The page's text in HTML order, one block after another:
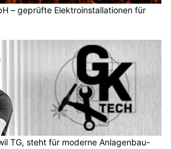
– geprüfte Elektroinstallationen für
TG, steht für moderne Anlagenbau-